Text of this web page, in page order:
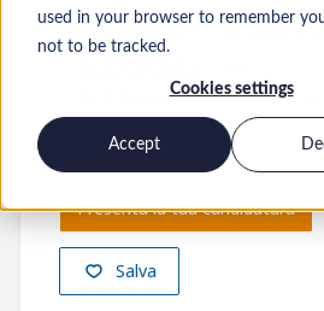
used in your browser to remember
not to be tracked.
Cookies settings
Accept
140.000 USD to 150.000
Competenze: MS
Mid-level
Salva
Presenta la tua candidatura